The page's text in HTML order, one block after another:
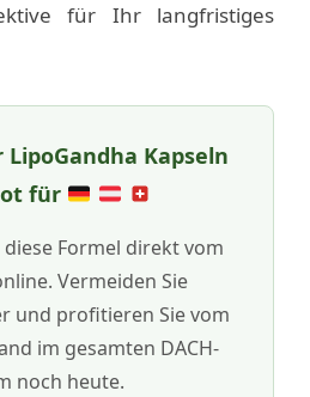
für Ihr langfristiges
LipoGandha Kapseln
für
diese Formel direkt vom
Vermeiden Sie
und profitieren Sie vom
im gesamten DACH-
noch heute.